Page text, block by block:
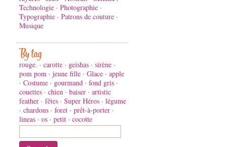
Technologie · Photographie ·
Typographie · Patrons de couture ·
Musique
By tag
rouge. · carotte · geishas · sirène ·
pom pom · jeune fille · Glace · apple
· Costume · gourmand · fond gris ·
couettes · chien · baiser · artistic
feather · fêtes · Super Héros · légume
· chardons · foret · prêt-à-porter ·
lineas · os · petit · cocotte